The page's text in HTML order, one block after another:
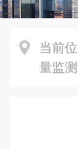
当前位
量监